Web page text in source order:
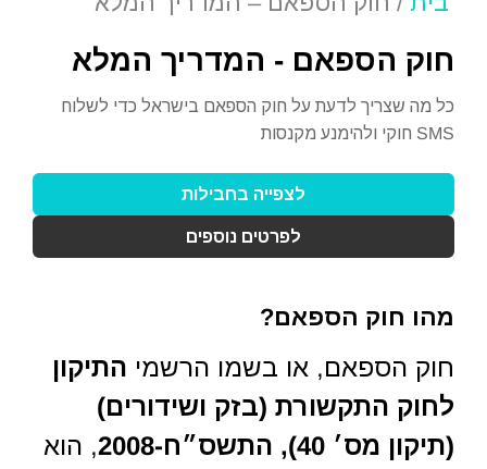
חוק הספאם - המדריך המלא
כל מה שצריך לדעת על חוק הספאם בישראל כדי לשלוח
SMS חוקי ולהימנע מקנסות
לצפייה בחבילות
לפרטים נוספים
מהו חוק הספאם?
חוק הספאם, או בשמו הרשמי התיקון
לחוק התקשורת (בזק ושידורים)
(תיקון מס׳ 40), התשס״ח-2008
, הוא